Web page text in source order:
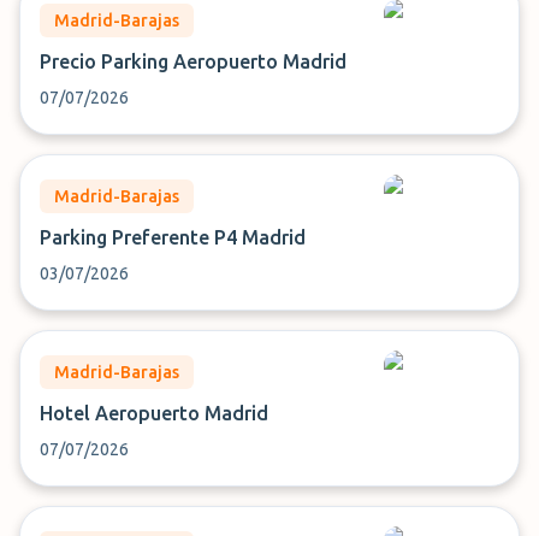
Madrid-Barajas
Precio Parking Aeropuerto Madrid
07/07/2026
Madrid-Barajas
Parking Preferente P4 Madrid
03/07/2026
Madrid-Barajas
Hotel Aeropuerto Madrid
07/07/2026